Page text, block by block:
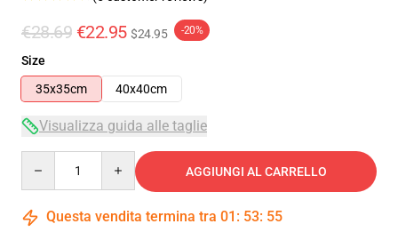
€28.69 €22.95 $24.95 -20%
Size
35x35cm
40x40cm
Visualizza guida alle taglie
AGGIUNGI AL CARRELLO
Questa vendita termina tra 01 : 53: 54